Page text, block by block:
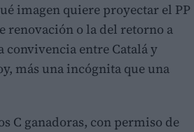
imagen quiere proyectar el PP
renovación o la del retorno a
convivencia entre Catalá y
más una incógnita que una
C ganadoras, con permiso de